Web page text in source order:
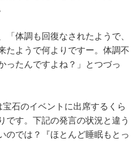
体調も回復なされたようで、
たようで何よりですー。体調不
ったんですよね？」とつづっ
石のイベントに出席するくら
です。下記の発言の状況と違う
のでは？『ほとんど睡眠もとっ